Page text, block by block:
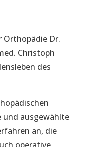
Orthopädie Dr.
Christoph
des
und ausgewählte
an, die